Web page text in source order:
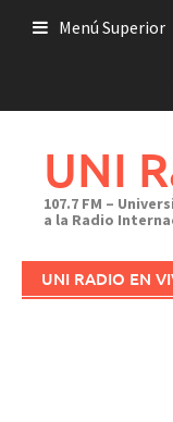
Menú Superior
UNI
107.7 FM –
a la Radio
UNI RADIO EN